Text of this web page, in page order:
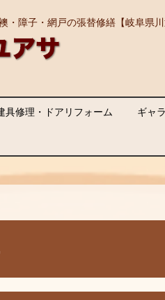
・障子・網戸の張替修繕【岐阜県川
具修理・ドアリフォーム ギャ